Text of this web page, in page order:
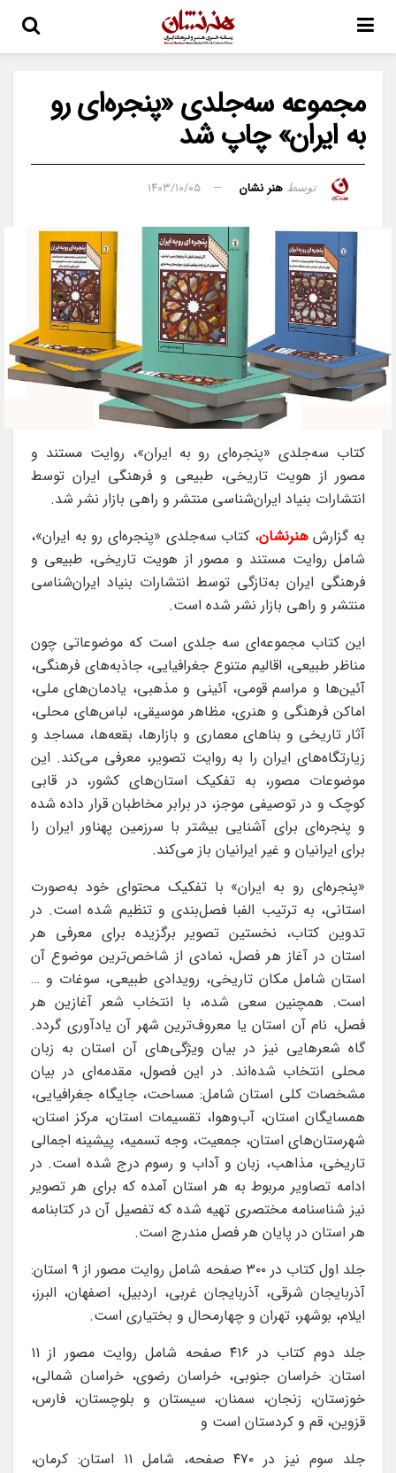
مجموعه سه‌جلدی «پنجره‌ای رو
به ایران» چاپ شد
توسط هنر نشان ۱۴۰۳/۱۰/۰۵
کتاب سه‌جلدی «پنجره‌ای رو به ایران»، روایت مستند و
مصور از هویت تاریخی، طبیعی و فرهنگی ایران توسط
انتشارات بنیاد ایران‌شناسی منتشر و راهی بازار نشر شد.
به گزارشهنرنشان، کتاب سه‌جلدی «پنجره‌ای رو به ایران»،
شامل روایت مستند و مصور از هویت تاریخی، طبیعی و
فرهنگی ایران به‌تازگی توسط انتشارات بنیاد ایران‌شناسی
منتشر و راهی بازار نشر شده است.
این کتاب مجموعه‌ای سه جلدی است که موضوعاتی چون
مناظر طبیعی، اقالیم متنوع جغرافیایی، جاذبه‌های فرهنگی،
آئین‌ها و مراسم قومی، آئینی و مذهبی، یادمان‌های ملی،
اماکن فرهنگی و هنری، مظاهر موسیقی، لباس‌های محلی،
آثار تاریخی و بناهای معماری و بازارها، بقعه‌ها، مساجد و
زیارتگاه‌های ایران را به روایت تصویر، معرفی می‌کند. این
موضوعات مصور، به تفکیک استان‌های کشور، در قابی
کوچک و در توصیفی موجز، در برابر مخاطبان قرار داده شده
و پنجره‌ای برای آشنایی بیشتر با سرزمین پهناور ایران را
برای ایرانیان و غیر ایرانیان باز می‌کند.
«پنجره‌ای رو به ایران» با تفکیک محتوای خود به‌صورت
استانی، به ترتیب الفبا فصل‌بندی و تنظیم شده است. در
تدوین کتاب، نخستین تصویر برگزیده برای معرفی هر
استان در آغاز هر فصل، نمادی از شاخص‌ترین موضوع آن
استان شامل مکان تاریخی، رویدادی طبیعی، سوغات و …
است. همچنین سعی شده، با انتخاب شعر آغازین هر
فصل، نام آن استان یا معروف‌ترین شهر آن یادآوری گردد.
گاه شعرهایی نیز در بیان ویژگی‌های آن استان به زبان
محلی انتخاب شده‌اند. در این فصول، مقدمه‌ای در بیان
مشخصات کلی استان شامل: مساحت، جایگاه جغرافیایی،
همسایگان استان، آب‌وهوا، تقسیمات استان، مرکز استان،
شهرستان‌های استان، جمعیت، وجه تسمیه، پیشینه اجمالی
تاریخی، مذاهب، زبان و آداب و رسوم درج شده است. در
ادامه تصاویر مربوط به هر استان آمده که برای هر تصویر
نیز شناسنامه مختصری تهیه شده که تفصیل آن در کتابنامه
هر استان در پایان هر فصل مندرج است.
جلد اول کتاب در ۳۰۰ صفحه شامل روایت مصور از ۹ استان‌:
آذربایجان شرقی، آذربایجان غربی، اردبیل، اصفهان، البرز،
ایلام، بوشهر، تهران و چهارمحال و بختیاری است.
جلد دوم کتاب در ۴۱۶ صفحه شامل روایت مصور از ۱۱
استان‌: خراسان جنوبی، خراسان رضوی، خراسان شمالی،
خوزستان، زنجان، سمنان، سیستان و بلوچستان، فارس،
قزوین، قم و کردستان است و
جلد سوم نیز در ۴۷۰ صفحه، شامل ۱۱ استان‌: کرمان،